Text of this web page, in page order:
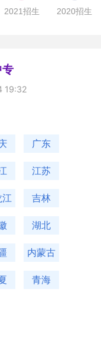
2021招生 2020招生
专
19:32
广东
江苏
江 吉林
湖北
内蒙古
青海